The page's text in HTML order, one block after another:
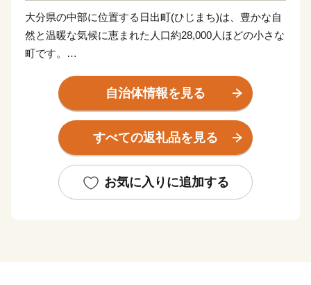
大分県の中部に位置する日出町(ひじまち)は、豊かな自
然と温暖な気候に恵まれた人口約28,000人ほどの小さな
町です。
は、連日多くの人々が容器を手に賑わっています（町で
は上水道の大部分が良質な地下水で賄われています）。
湧水は地上に限らず、海底からも湧き出しており、真清
水と海水が混ざる海域では、町の特産品である高級魚
このように、素晴らしい環境に恵まれた日出町では、大
分むぎ焼酎「二階堂」をはじめ、豊後牛やブランド豚
自治体情報を見る
すべての返礼品を見る
お気に入りに追加する